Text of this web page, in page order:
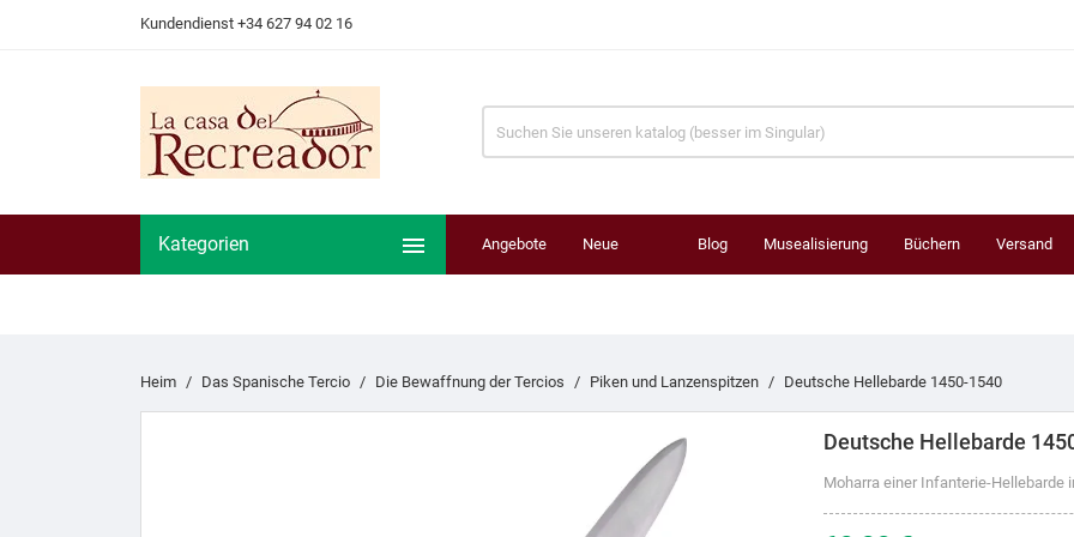
Kundendienst +34 627 94 02 16
Kategorien  Angebote Neue Blog Musealisierung Büchern Versand
Heim Das Spanische Tercio Die Bewaffnung der Tercios Piken und Lanzenspitzen Deutsche Hellebarde 1450-1540
Deutsche Hellebarde
Moharra einer Infanterie-Hellebarde